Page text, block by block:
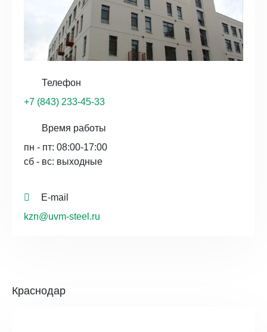
Телефон
+7 (843) 233-45-33
Время работы
пн - пт: 08:00-17:00
сб - вс: выходные
E-mail
kzn@uvm-steel.ru
Краснодар